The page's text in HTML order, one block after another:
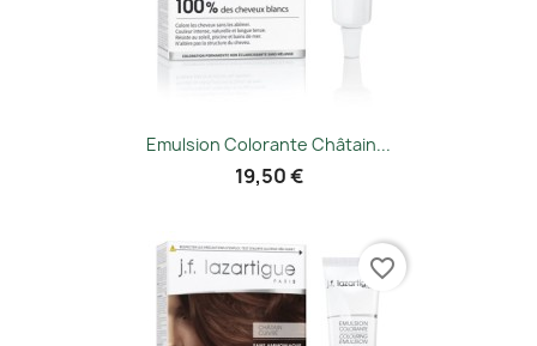
Emulsion Colorante Châtain...
19,50 €
favorite_border